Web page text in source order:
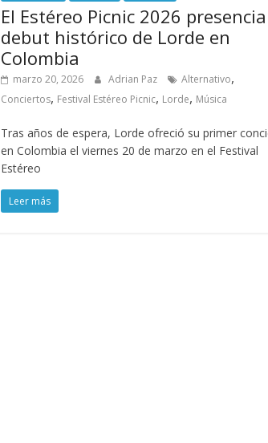
El Estéreo Picnic 2026
debut histórico de Lorde en
Colombia
marzo 20, 2026 Adrian Paz Alternativo,
Conciertos, Festival Estéreo Picnic, Lorde, Música
Tras años de espera, Lorde ofreció su primer
en Colombia el viernes 20 de marzo en el Festival
Estéreo
Leer más